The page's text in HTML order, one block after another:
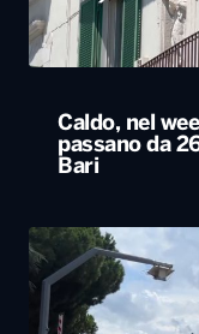
Caldo, nel
passano da
Bari